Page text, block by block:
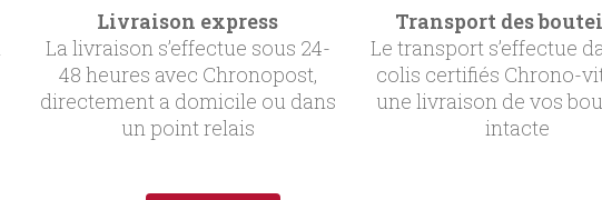
Livraison express
La livraison s’effectue sous 24-
48 heures avec Chronopost,
directement a domicile ou dans
un point relais
Transport des
Le transport s’effectue
colis certifiés Chrono-
une livraison de vos
intacte